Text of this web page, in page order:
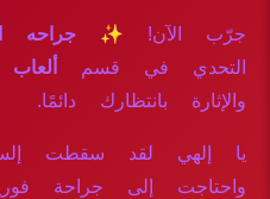
جرّب الآن! ✨ جراحه
التحدي في قسم
والإثارة بانتظارك دائمًا.
يا إلهي لقد سقطت
واحتاجت إلى جراحة